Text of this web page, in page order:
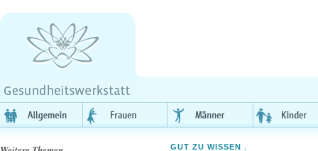
GUT ZU WISSEN ,